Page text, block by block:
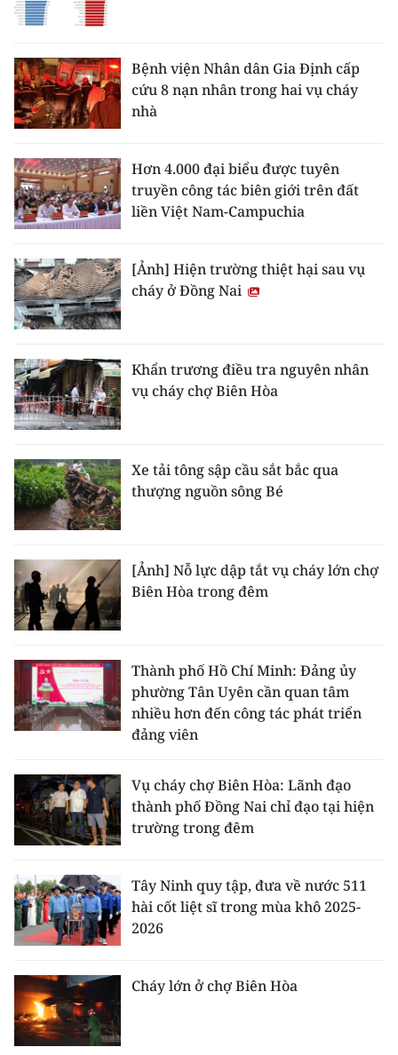
Bệnh viện Nhân dân Gia Định cấp
cứu 8 nạn nhân trong hai vụ cháy
nhà
Hơn 4.000 đại biểu được tuyên
truyền công tác biên giới trên đất
liền Việt Nam-Campuchia
[Ảnh] Hiện trường thiệt hại sau vụ
cháy ở Đồng Nai
Khẩn trương điều tra nguyên nhân
vụ cháy chợ Biên Hòa
Xe tải tông sập cầu sắt bắc qua
thượng nguồn sông Bé
[Ảnh] Nỗ lực dập tắt vụ cháy lớn chợ
Biên Hòa trong đêm
Thành phố Hồ Chí Minh: Đảng ủy
phường Tân Uyên cần quan tâm
nhiều hơn đến công tác phát triển
đảng viên
Vụ cháy chợ Biên Hòa: Lãnh đạo
thành phố Đồng Nai chỉ đạo tại hiện
trường trong đêm
Tây Ninh quy tập, đưa về nước 511
hài cốt liệt sĩ trong mùa khô 2025-
2026
Cháy lớn ở chợ Biên Hòa